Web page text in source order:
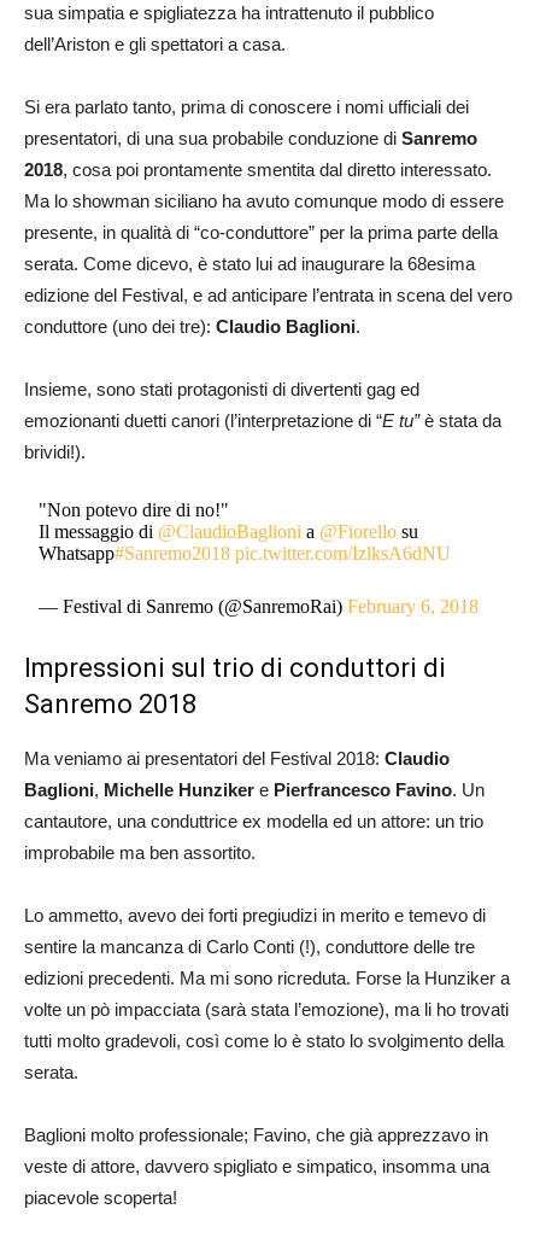
sua simpatia e spigliatezza ha intrattenuto il pubblico
dell’Ariston e gli spettatori a casa.
Si era parlato tanto, prima di conoscere i nomi ufficiali dei
presentatori, di una sua probabile conduzione di Sanremo
2018, cosa poi prontamente smentita dal diretto interessato.
Ma lo showman siciliano ha avuto comunque modo di essere
presente, in qualità di “co-conduttore” per la prima parte della
serata. Come dicevo, è stato lui ad inaugurare la 68esima
edizione del Festival, e ad anticipare l’entrata in scena del vero
conduttore (uno dei tre): Claudio Baglioni.
Insieme, sono stati protagonisti di divertenti gag ed
emozionanti duetti canori (l’interpretazione di “E tu”è stata da
brividi!).
"Non potevo dire di no!"
Il messaggio di @ClaudioBaglioni a @Fiorello su
Whatsapp#Sanremo2018 pic.twitter.com/IzlksA6dNU
— Festival di Sanremo (@SanremoRai)February 6, 2018
Impressioni sul trio di conduttori di
Sanremo 2018
Ma veniamo ai presentatori del Festival 2018: Claudio
Baglioni, Michelle Hunziker e Pierfrancesco Favino. Un
cantautore, una conduttrice ex modella ed un attore: un trio
improbabile ma ben assortito.
Lo ammetto, avevo dei forti pregiudizi in merito e temevo di
sentire la mancanza di Carlo Conti (!), conduttore delle tre
edizioni precedenti. Ma mi sono ricreduta. Forse la Hunziker a
volte un pò impacciata (sarà stata l’emozione), ma li ho trovati
tutti molto gradevoli, così come lo è stato lo svolgimento della
serata.
Baglioni molto professionale; Favino, che già apprezzavo in
veste di attore, davvero spigliato e simpatico, insomma una
piacevole scoperta!